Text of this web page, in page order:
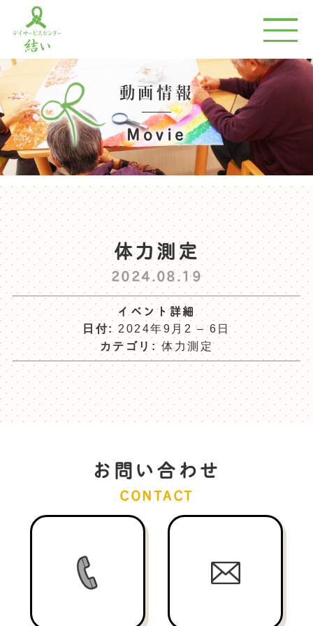
動画情報
Movie
体力測定
2024.08.19
イベント詳細
日付: 2024年9月2 –6日
カテゴリ: 体力測定
お問い合わせ
CONTACT